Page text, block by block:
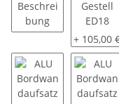
siehe H-Gestell
+ 105,00